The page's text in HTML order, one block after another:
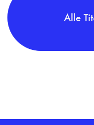
Alle